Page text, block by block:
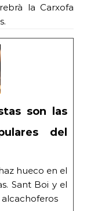
la Carxofa
son las
del
hueco en el
Sant Boi y el
alcachoferos